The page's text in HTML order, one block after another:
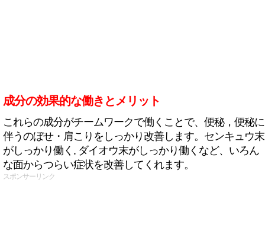
成分の効果的な働きとメリット
これらの成分がチームワークで働くことで、便秘，便秘に
伴うのぼせ・肩こりをしっかり改善します。センキュウ末
がしっかり働く, ダイオウ末がしっかり働くなど、いろん
な面からつらい症状を改善してくれます。
スポンサーリンク